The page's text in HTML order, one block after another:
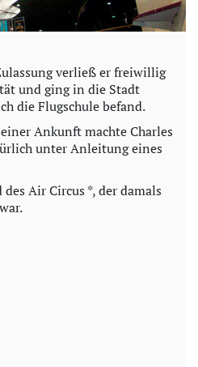
verließ er freiwillig
und ging in die Stadt
die Flugschule befand.
Ankunft machte Charles
unter Anleitung eines
Air Circus *, der damals